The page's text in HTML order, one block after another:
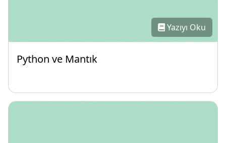
Yazıyı Oku
Python ve Mantık